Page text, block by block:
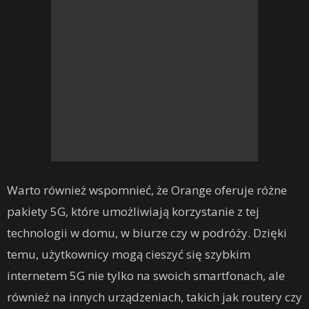
Warto również wspomnieć, że Orange oferuje różne
pakiety 5G, które umożliwiają korzystanie z tej
technologii w domu, w biurze czy w podróży. Dzięki
temu, użytkownicy mogą cieszyć się szybkim
internetem 5G nie tylko na swoich smartfonach, ale
również na innych urządzeniach, takich jak routery czy